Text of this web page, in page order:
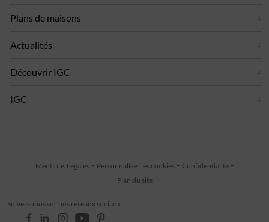
Plans de maisons
Actualités
Découvrir IGC
IGC
Suivez-nous sur nos réseaux sociaux :
Mentions Légales Personnaliser les cookies
Confidentialité
Plan du site